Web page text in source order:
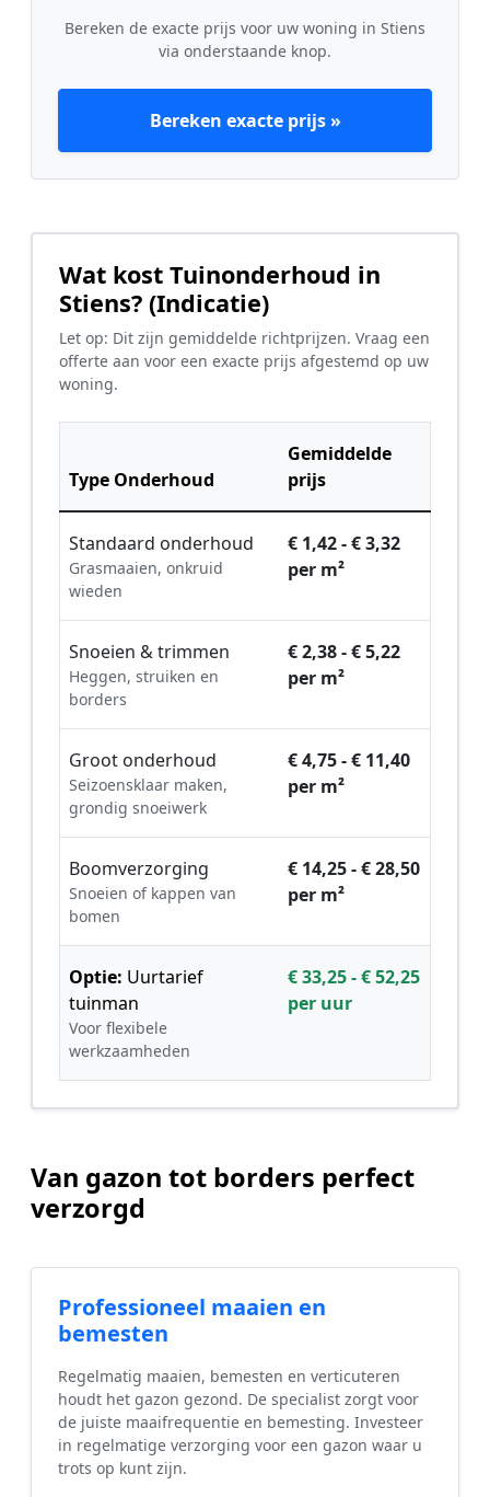
Bereken de exacte prijs voor uw woning in Stiens
via onderstaande knop.
Bereken exacte prijs »
Wat kost Tuinonderhoud in
Stiens? (Indicatie)
Let op: Dit zijn gemiddelde richtprijzen. Vraag een
offerte aan voor een exacte prijs afgestemd op uw
woning.
Type Onderhoud
Gemiddelde
prijs
Standaard onderhoud
Grasmaaien, onkruid
wieden
€ 1,42 - € 3,32
per m²
Snoeien & trimmen
Heggen, struiken en
borders
€ 2,38 - € 5,22
per m²
Groot onderhoud
Seizoensklaar maken,
grondig snoeiwerk
€ 4,75 - € 11,40
per m²
Boomverzorging
Snoeien of kappen van
bomen
€ 14,25 - € 28,50
per m²
Optie: Uurtarief
tuinman
Voor flexibele
werkzaamheden
€ 33,25 - € 52,25
per uur
Van gazon tot borders perfect
verzorgd
Professioneel maaien en
bemesten
Regelmatig maaien, bemesten en verticuteren
houdt het gazon gezond. De specialist zorgt voor
de juiste maaifrequentie en bemesting. Investeer
in regelmatige verzorging voor een gazon waar u
trots op kunt zijn.